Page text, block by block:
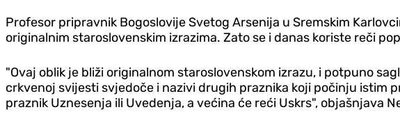
Profesor pripravnik Bogoslovije Svetog Arsenija u Sremskim
originalnim staroslovenskim izrazima. Zato se i danas koriste reči
"Ovaj oblik je bliži originalnom staroslovenskom izrazu, i potpuno
crkvenoj svijesti svjedoče i nazivi drugih praznika koji počinju istim
praznik Uznesenja ili Uvedenja, a većina će reći Uskrs", objašnjava